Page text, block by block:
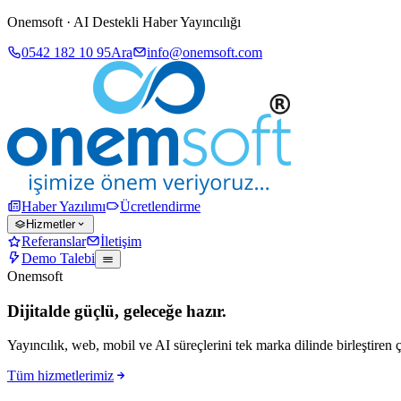
Onemsoft · AI Destekli Haber Yayıncılığı
0542 182 10 95Ara info@onemsoft.com
Haber Yazılımı Ücretlendirme
Hizmetler
Referanslar
İletişim
Demo Talebi
Onemsoft
Dijitalde güçlü, geleceğe hazır.
Yayıncılık, web, mobil ve AI süreçlerini tek marka dilinde birleştiren
Tüm hizmetlerimiz